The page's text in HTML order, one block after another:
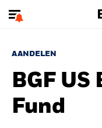
AANDELEN
BGF US
Fund